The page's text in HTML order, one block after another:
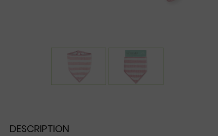
DESCRIPTION